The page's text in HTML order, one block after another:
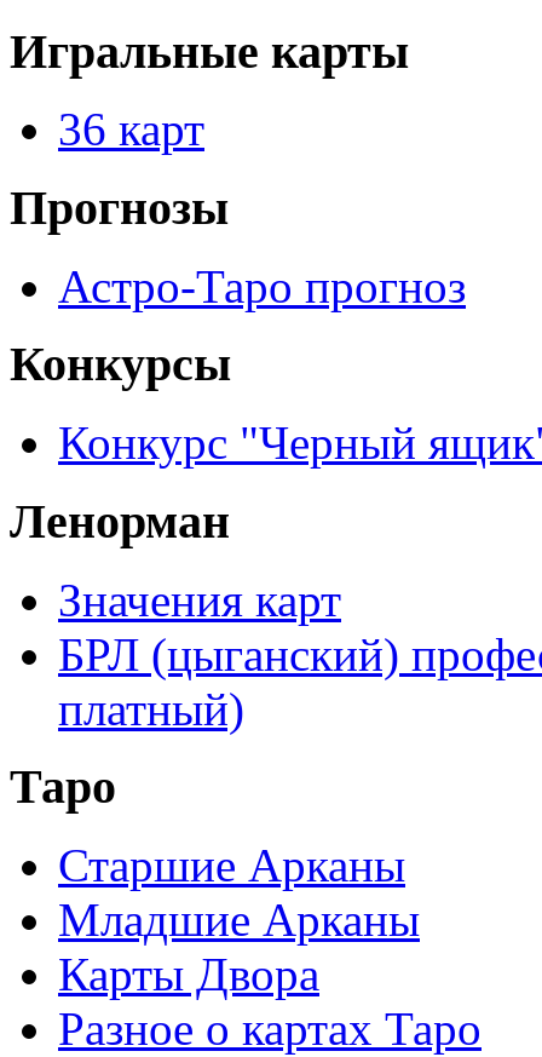
Игральные карты
36 карт
Прогнозы
Астро-Таро прогноз
Конкурсы
Конкурс "Черный
Ленорман
Значения карт
БРЛ (цыганский)
платный)
Таро
Старшие Арканы
Младшие Арканы
Карты Двора
Разное о картах Таро